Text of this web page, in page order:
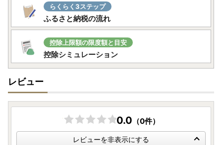
らくらく3ステップ
ふるさと納税の流れ
控除上限額の限度額と目安
控除シミュレーション
レビュー
0.0 （0件）
レビューを非表示にする